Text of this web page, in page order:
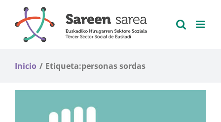
contenido
Inicio Etiqueta:personas sordas